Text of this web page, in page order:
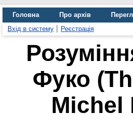
Головна Про архів
Вхід в систему
Реєстрація
Фуко
Michel